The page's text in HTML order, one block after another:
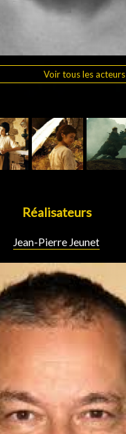
Voir tous les acteurs
Réalisateurs
Jean-Pierre Jeunet